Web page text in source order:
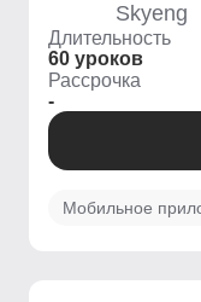
Skyeng
Длительность
60 уроков
Рассрочка
-
Мобильное